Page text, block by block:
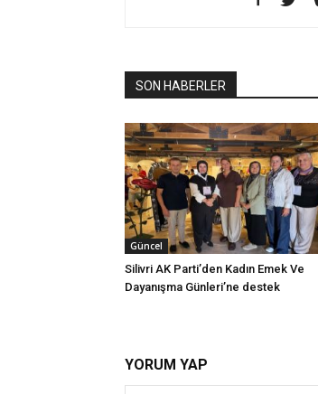
SON HABERLER
Güncel
Silivri AK Parti’den Kadın Emek Ve
Dayanışma Günleri’ne destek
YORUM YAP